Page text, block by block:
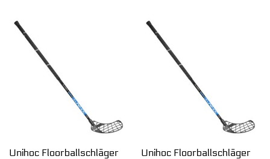
Unihoc Floorballschläger
Unihoc Floorballschläger